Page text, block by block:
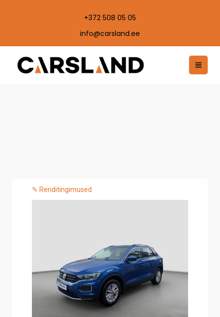
+372 508 05 05
info@carsland.ee
✎ Renditingimused